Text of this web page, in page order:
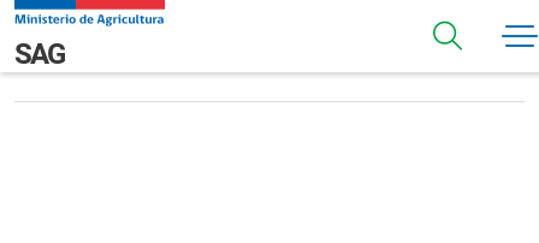
Pasar al contenido principal
Navegación principal
SAG
Registro Oficial de Entidades Certificadoras de la Ley de
Carnes